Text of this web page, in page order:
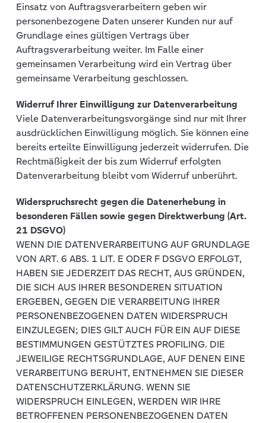
Einsatz von Auftragsverarbeitern geben wir
personenbezogene Daten unserer Kunden nur auf
Grundlage eines gültigen Vertrags über
Auftragsverarbeitung weiter. Im Falle einer
gemeinsamen Verarbeitung wird ein Vertrag über
gemeinsame Verarbeitung geschlossen.
Widerruf Ihrer Einwilligung zur Datenverarbeitung
Viele Datenverarbeitungsvorgänge sind nur mit Ihrer
ausdrücklichen Einwilligung möglich. Sie können eine
bereits erteilte Einwilligung jederzeit widerrufen. Die
Rechtmäßigkeit der bis zum Widerruf erfolgten
Datenverarbeitung bleibt vom Widerruf unberührt.
Widerspruchsrecht gegen die Datenerhebung in
besonderen Fällen sowie gegen Direktwerbung (Art.
21 DSGVO)
WENN DIE DATENVERARBEITUNG AUF GRUNDLAGE
VON ART. 6 ABS. 1 LIT. E ODER F DSGVO ERFOLGT,
HABEN SIE JEDERZEIT DAS RECHT, AUS GRÜNDEN,
DIE SICH AUS IHRER BESONDEREN SITUATION
ERGEBEN, GEGEN DIE VERARBEITUNG IHRER
PERSONENBEZOGENEN DATEN WIDERSPRUCH
EINZULEGEN; DIES GILT AUCH FÜR EIN AUF DIESE
BESTIMMUNGEN GESTÜTZTES PROFILING. DIE
JEWEILIGE RECHTSGRUNDLAGE, AUF DENEN EINE
VERARBEITUNG BERUHT, ENTNEHMEN SIE DIESER
DATENSCHUTZERKLÄRUNG. WENN SIE
WIDERSPRUCH EINLEGEN, WERDEN WIR IHRE
BETROFFENEN PERSONENBEZOGENEN DATEN